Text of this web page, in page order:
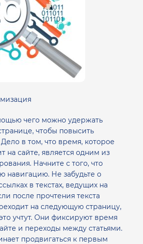
чего можно удержать
чтобы повысить
Дело в том, что время, которое
на сайте, является одним из
Начните с того, что
навигацию. Не забудьте о
в текстах, ведущих на
после прочтения текста
на следующую страницу,
учтут. Они фиксируют время
и переходы между статьями.
продвигаться к первым